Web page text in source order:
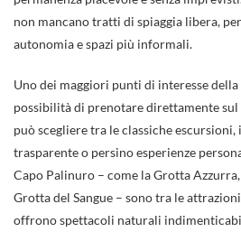
non mancano tratti di spiaggia libera,
autonomia e spazi più informali.
Uno dei maggiori punti di interesse della
possibilità di prenotare direttamente sul
può scegliere tra le classiche
trasparente o persino esperienze
Capo Palinuro – come la Grotta
Grotta del Sangue – sono tra le
offrono spettacoli naturali